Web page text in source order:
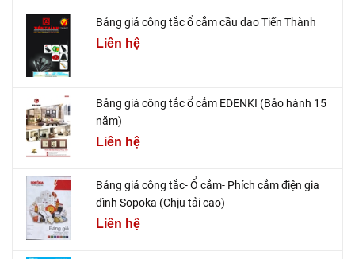
Bảng giá công tắc ổ cắm cầu dao Tiến Thành
Liên hệ
Bảng giá công tắc ổ cắm EDENKI (Bảo hành 15
năm)
Liên hệ
Bảng giá công tắc- Ổ cắm- Phích cắm điện gia
đình Sopoka (Chịu tải cao)
Liên hệ